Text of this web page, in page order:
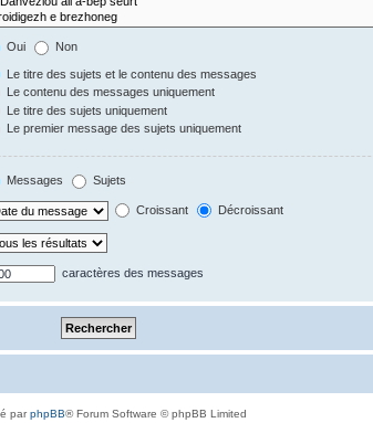
Oui Non
Le titre des sujets et le contenu des messages
Le contenu des messages uniquement
Le titre des sujets uniquement
Le premier message des sujets uniquement
Messages Sujets
Croissant Décroissant
caractères des messages
parphpBB® Forum Software © phpBB Limited